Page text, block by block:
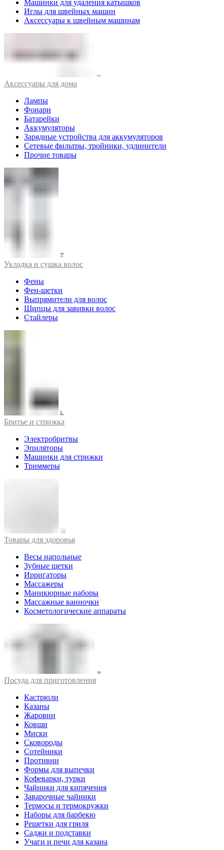
Машинки для удаления катышков
Иглы для швейных машин
Аксессуары к швейным машинам
Аксессуары для дома
Лампы
Фонари
Батарейки
Аккумуляторы
Зарядные устройства для аккумуляторов
Сетевые фильтры, тройники, удлинители
Прочие товары
Укладка и сушка волос
Фены
Фен-щетки
Выпрямители для волос
Щипцы для завивки волос
Стайлеры
Бритье и стрижка
Электробритвы
Эпиляторы
Машинки для стрижки
Триммеры
Товары для здоровья
Весы напольные
Зубные щетки
Ирригаторы
Массажеры
Маникюрные наборы
Массажные ванночки
Косметологические аппараты
Посуда для приготовления
Кастрюли
Казаны
Жаровни
Ковши
Миски
Сковороды
Сотейники
Противни
Формы для выпечки
Кофеварки, турки
Чайники для кипячения
Заварочные чайники
Термосы и термокружки
Наборы для барбекю
Решетки для гриля
Саджи и подставки
Учаги и печи для казана